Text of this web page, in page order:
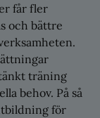
får fler
och bättre
träning
behov. På så
för